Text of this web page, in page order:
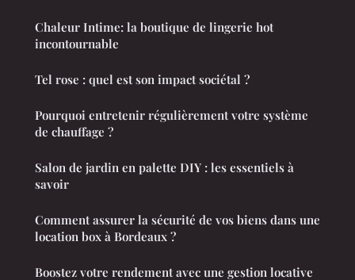
Chaleur Intime: la boutique de lingerie hot
incontournable
Tel rose : quel est son impact sociétal ?
Pourquoi entretenir régulièrement votre système
de chauffage ?
Salon de jardin en palette DIY : les essentiels à
savoir
Comment assurer la sécurité de vos biens dans une
location box à Bordeaux ?
Boostez votre rendement avec une gestion locative